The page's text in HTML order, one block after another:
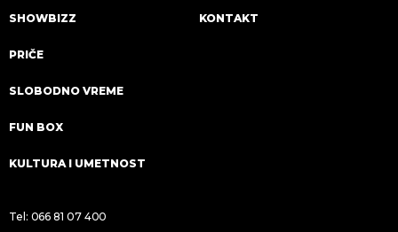
SHOWBIZZ
PRIČE
SLOBODNO VREME
FUN BOX
KULTURA I UMETNOST
KONTAKT
Tel: 066 81 07 400